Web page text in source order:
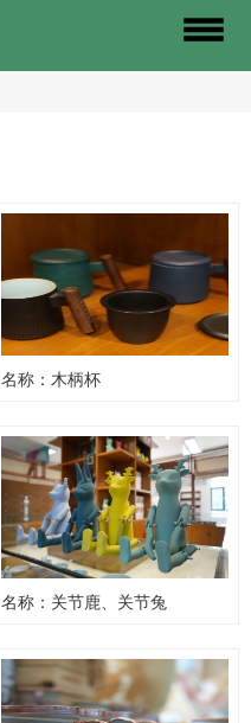
名称：木柄杯
名称：关节鹿、关节兔